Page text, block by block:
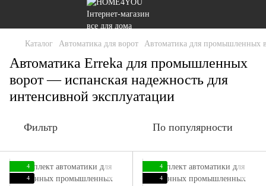
Каталог Автоматика для ворот Автоматика для промышленных
Автоматика Erreka для промышленных
ворот — испанская надежность для
интенсивной эксплуатации
Фильтр По популярности
4
4
4
4